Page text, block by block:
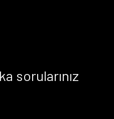
sorularınız